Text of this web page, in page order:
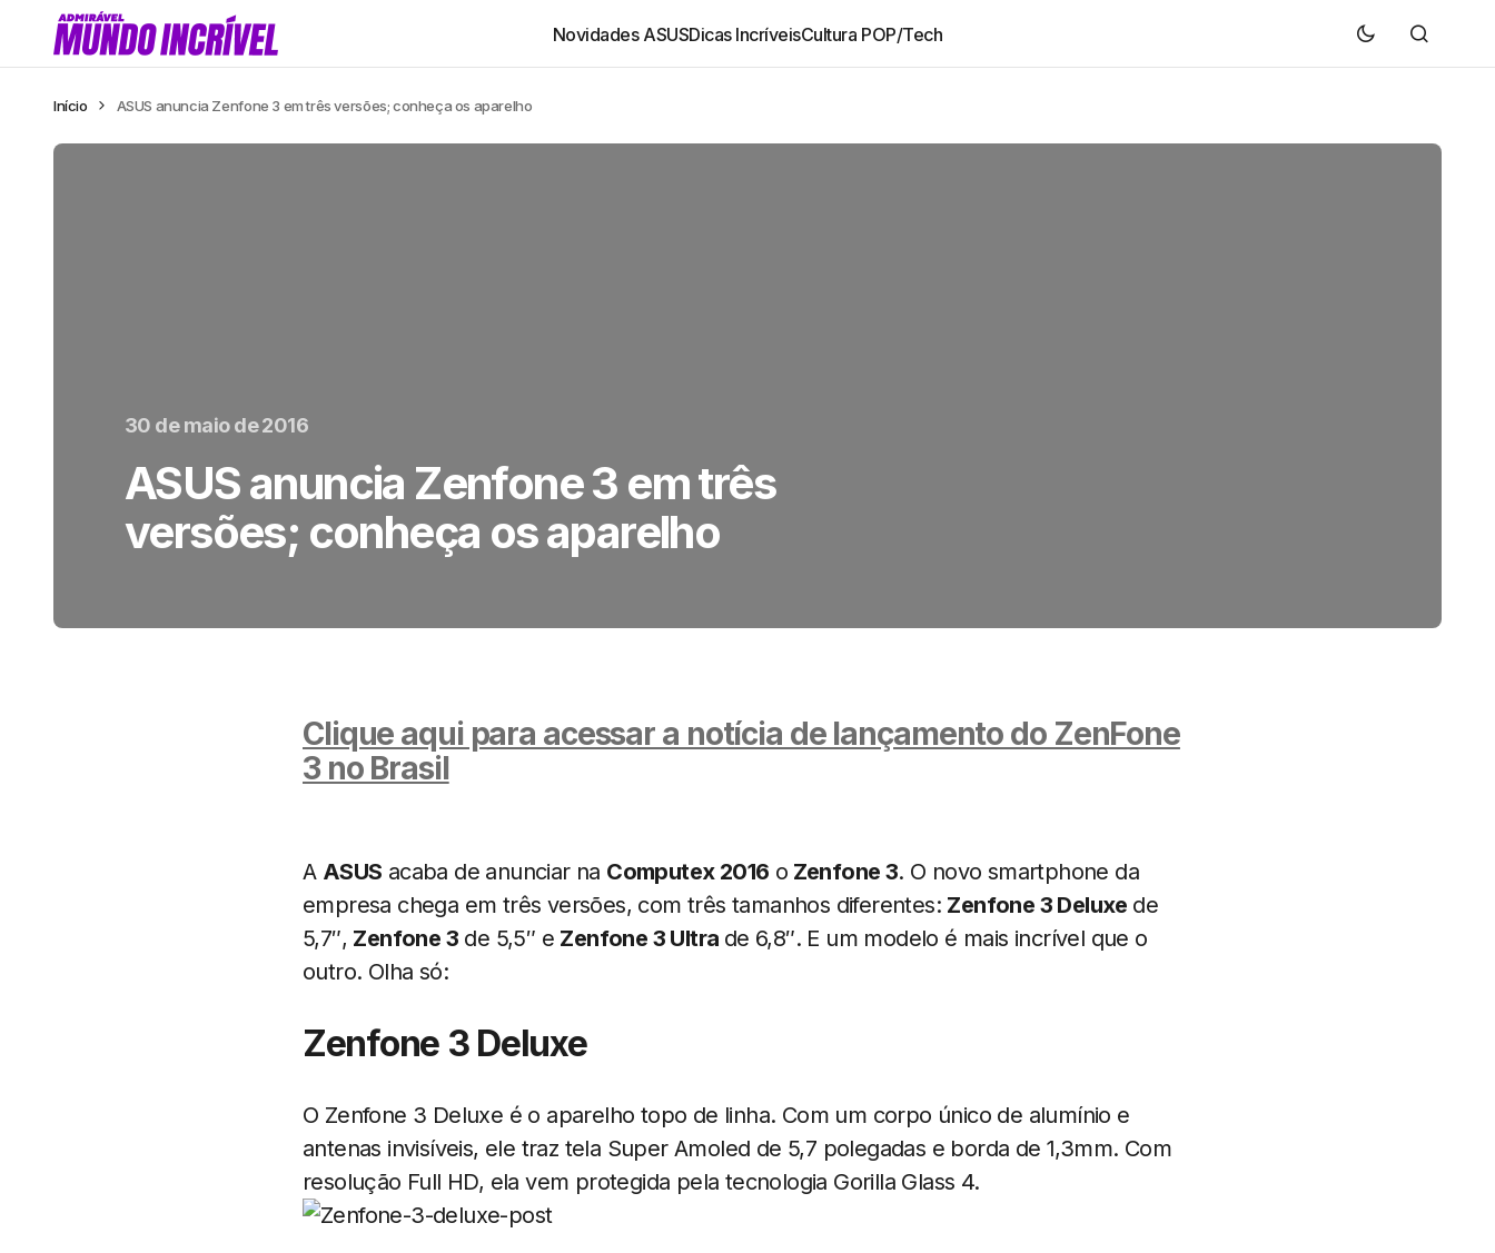
Novidades ASUSDicas IncríveisCultura POP/Tech
Início ASUS anuncia Zenfone 3 em três versões; conheça os aparelho
30 de maio de 2016
ASUS anuncia Zenfone 3 em três
versões; conheça os aparelho
Clique aqui para acessar a notícia de lançamento do ZenFone
3 no Brasil
A ASUS acaba de anunciar na Computex 2016 o Zenfone 3. O novo smartphone da
empresa chega em três versões, com três tamanhos diferentes: Zenfone 3 Deluxe de
5,7″, Zenfone 3 de 5,5″ e Zenfone 3 Ultra de 6,8″. E um modelo é mais incrível que o
outro. Olha só:
Zenfone 3 Deluxe
O Zenfone 3 Deluxe é o aparelho topo de linha. Com um corpo único de alumínio e
antenas invisíveis, ele traz tela Super Amoled de 5,7 polegadas e borda de 1,3mm. Com
resolução Full HD, ela vem protegida pela tecnologia Gorilla Glass 4.